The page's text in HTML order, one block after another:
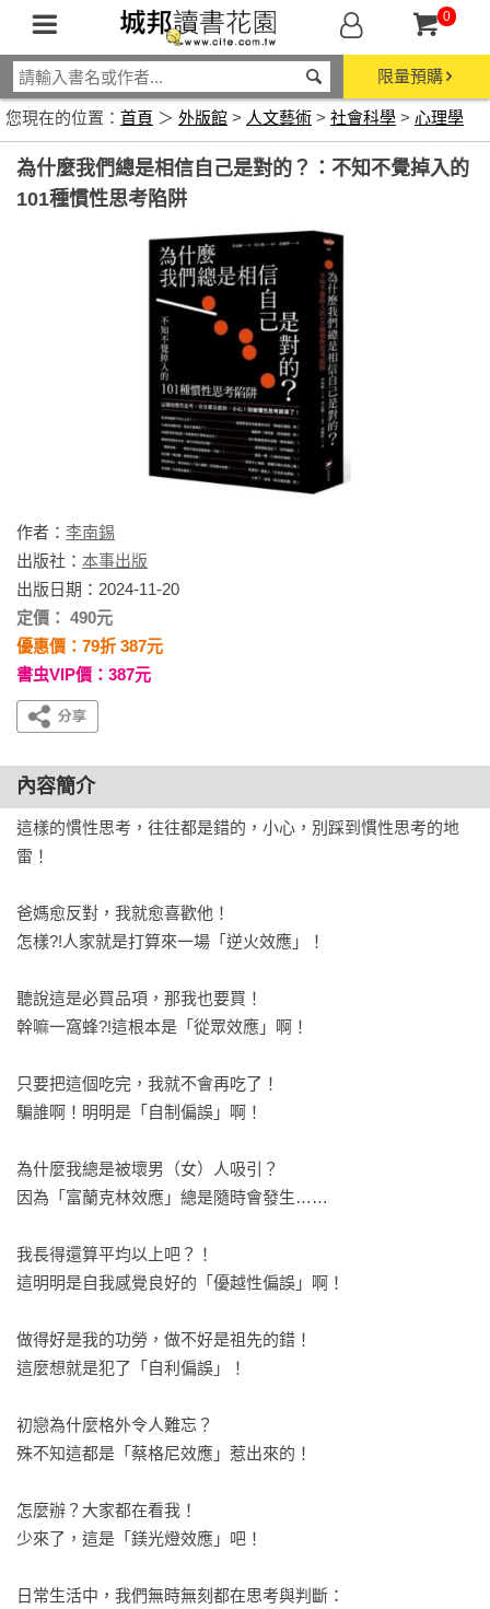
0
限量預購
您現在的位置： 首頁 ＞ 外版館 > 人文藝術 > 社會科學 > 心理學
為什麼我們總是相信自己是對的？：不知不覺掉入的
101種慣性思考陷阱
作者： 李南錫
出版社： 本事出版
出版日期：2024-11-20
定價： 490元
優惠價：79折 387元
書虫VIP價：387元
內容簡介
這樣的慣性思考，往往都是錯的，小心，別踩到慣性思考的地
雷！
爸媽愈反對，我就愈喜歡他！
怎樣?!人家就是打算來一場「逆火效應」！
聽說這是必買品項，那我也要買！
幹嘛一窩蜂?!這根本是「從眾效應」啊！
只要把這個吃完，我就不會再吃了！
騙誰啊！明明是「自制偏誤」啊！
為什麼我總是被壞男（女）人吸引？
因為「富蘭克林效應」總是隨時會發生……
我長得還算平均以上吧？！
這明明是自我感覺良好的「優越性偏誤」啊！
做得好是我的功勞，做不好是祖先的錯！
這麼想就是犯了「自利偏誤」！
初戀為什麼格外令人難忘？
殊不知這都是「蔡格尼效應」惹出來的！
怎麼辦？大家都在看我！
少來了，這是「鎂光燈效應」吧！
日常生活中，我們無時無刻都在思考與判斷：